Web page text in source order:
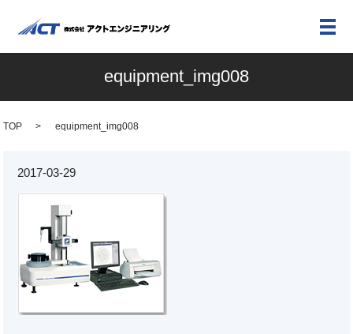
メ
equipment_img008
TOP equipment_img008
2017-03-29